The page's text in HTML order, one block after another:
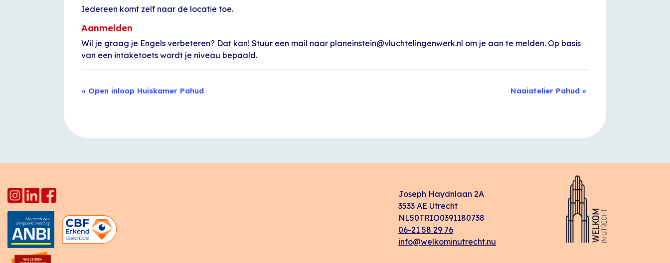
Iedereen komt zelf naar de locatie toe.
Aanmelden
Wil je graag je Engels verbeteren? Dat kan! Stuur een mail naar planeinstein@vluchtelingenwerk.nl om je aan te melden. Op basis
van een intaketoets wordt je niveau bepaald.
Evenement
« Open inloop Huiskamer Pahud Naaiatelier Pahud »
Joseph Haydnlaan 2A
3533 AE Utrecht
NL50TRIO0391180738
06-21 58 29 76
info@welkominutrecht.nu